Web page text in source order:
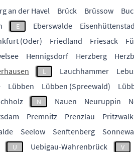
an der Havel Brück Brüssow
E Eberswalde
(Oder) Friedland Friesack
Hennigsdorf Herzberg
L Lauchhammer
Lübben Lübben (Spreewald)
N Nauen Neuruppin
Premnitz Prenzlau Pritzwalk
Seelow Senftenberg
U Uebigau-Wahrenbrück V